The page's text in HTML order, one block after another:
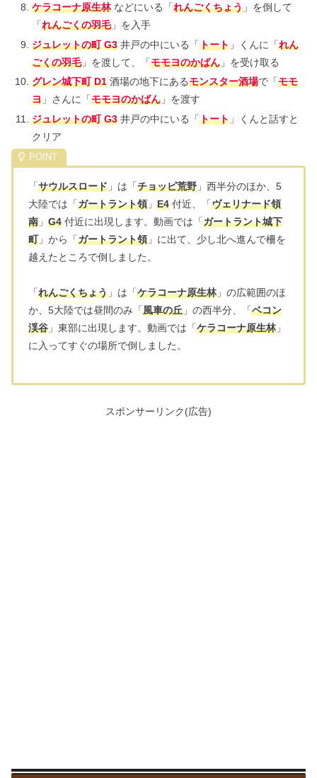
ケラコーナ原生林などにいる「れんごくちょう」を倒して
「れんごくの羽毛」を入手
ジュレットの町 G3井戸の中にいる「トート」くんに「れん
ごくの羽毛」を渡して、「モモヨのかばん」を受け取る
グレン城下町 D1酒場の地下にあるモンスター酒場で「モモ
ヨ」さんに「モモヨのかばん」を渡す
ジュレットの町 G3井戸の中にいる「トート」くんと話すと
クリア
「サウルスロード 」は「チョッピ荒野 」西半分のほか、5
大陸では「ガートラント領 」 E4 付近、「ヴェリナード領
南 」 G4 付近に出現します。動画では「ガートラント城下
町」から「ガートラント領 」に出て、少し北へ進んで柵を
越えたところで倒しました。
「れんごくちょう 」は「ケラコーナ原生林」の広範囲のほ
か、5大陸では昼間のみ「風車の丘 」の西半分、「ベコン
渓谷 」東部に出現します。動画では「ケラコーナ原生林」
に入ってすぐの場所で倒しました。
スポンサーリンク(広告)